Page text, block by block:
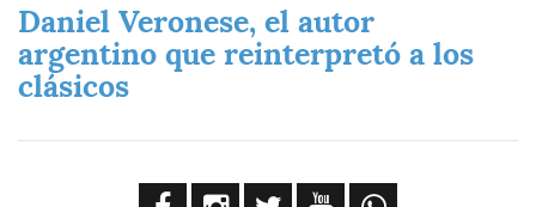
Daniel Veronese, el autor
argentino que reinterpretó a los
clásicos